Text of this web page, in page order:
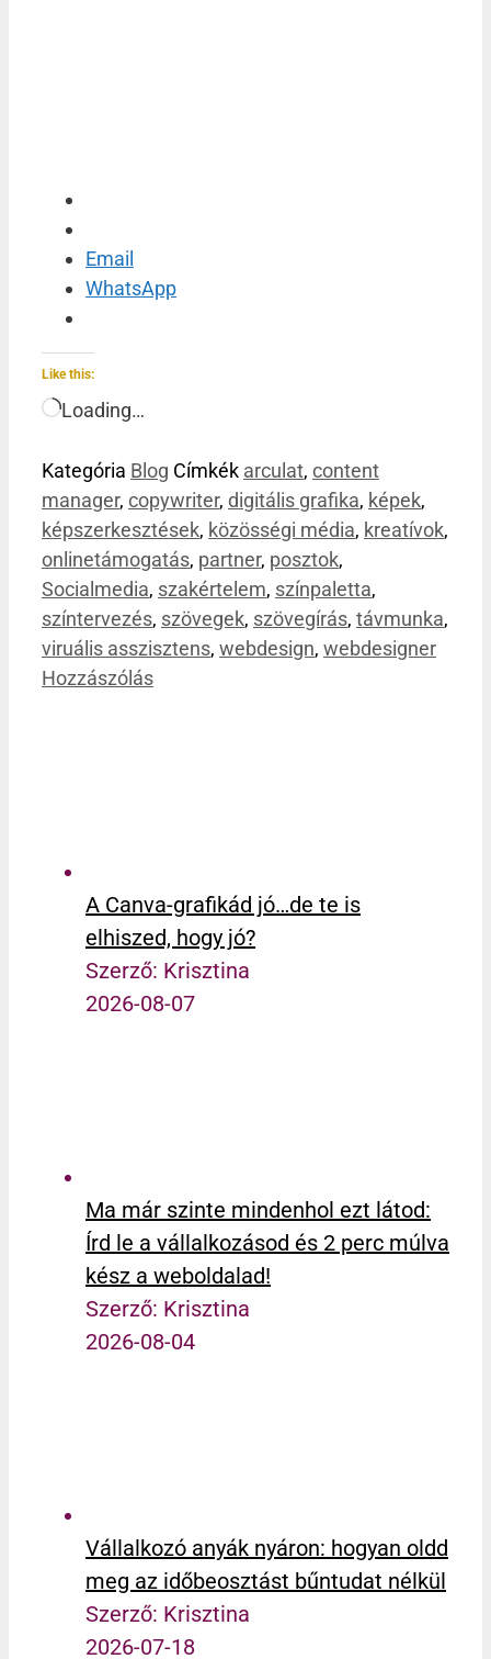
Email
WhatsApp
Like this:
Loading…
Kategória Blog Címkék arculat, content
manager, copywriter, digitális grafika, képek,
képszerkesztések, közösségi média, kreatívok,
onlinetámogatás, partner, posztok,
Socialmedia, szakértelem, színpaletta,
színtervezés, szövegek, szövegírás, távmunka,
viruális asszisztens, webdesign, webdesigner
Hozzászólás
A Canva-grafikád jó…de te is
elhiszed, hogy jó?
Szerző: Krisztina
2026-08-07
Ma már szinte mindenhol ezt látod:
Írd le a vállalkozásod és 2 perc múlva
kész a weboldalad!
Szerző: Krisztina
2026-08-04
Vállalkozó anyák nyáron: hogyan oldd
meg az időbeosztást bűntudat nélkül
Szerző: Krisztina
2026-07-18